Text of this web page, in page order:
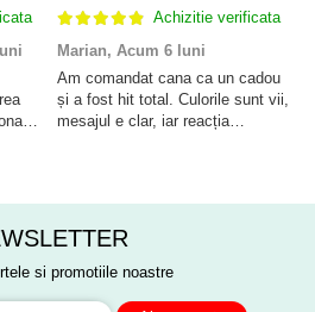
Achizitie verificata
Marian, Acum 6 luni
Am comandat cana ca un cadou
și a fost hit total. Culorile sunt vii,
mesajul e clar, iar reacția
si promotiile noastre